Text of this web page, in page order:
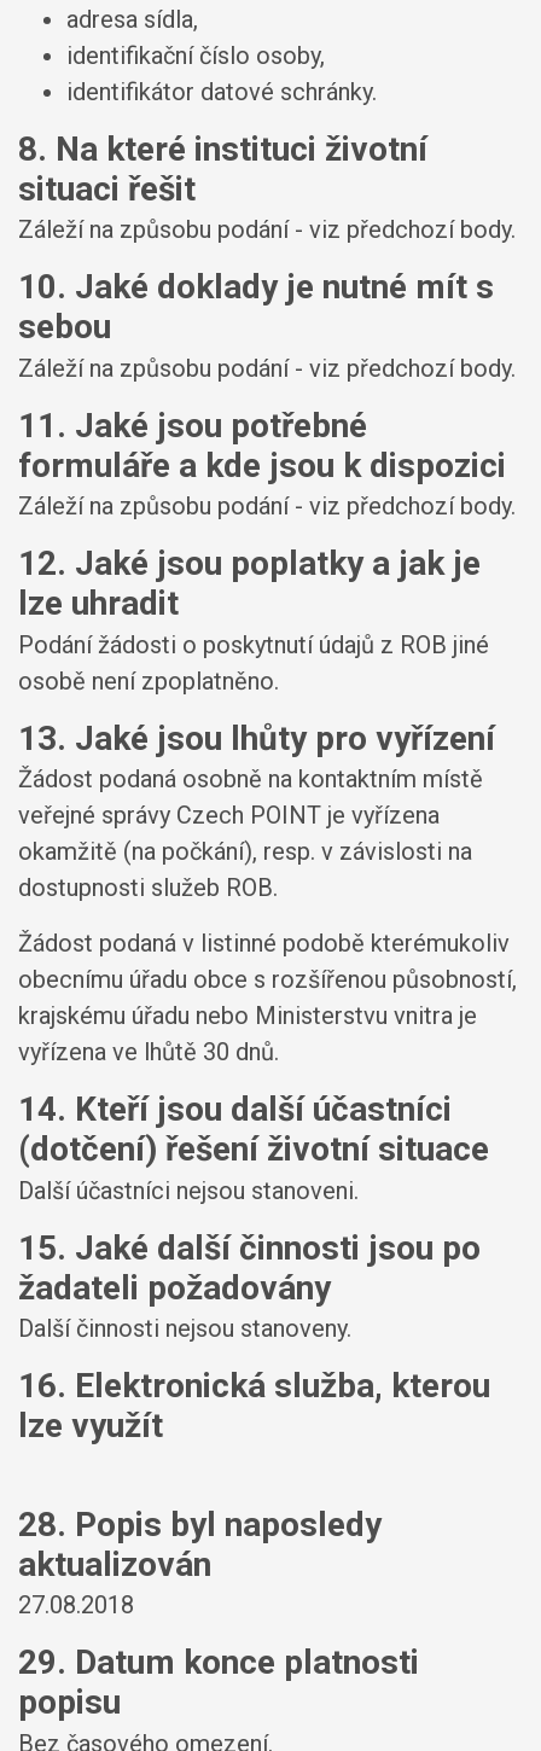
adresa sídla,
identifikační číslo osoby,
identifikátor datové schránky.
8. Na které instituci životní
situaci řešit
Záleží na způsobu podání - viz předchozí body.
10. Jaké doklady je nutné mít s
sebou
Záleží na způsobu podání - viz předchozí body.
11. Jaké jsou potřebné
formuláře a kde jsou k dispozici
Záleží na způsobu podání - viz předchozí body.
12. Jaké jsou poplatky a jak je
lze uhradit
Podání žádosti o poskytnutí údajů z ROB jiné
osobě není zpoplatněno.
13. Jaké jsou lhůty pro vyřízení
Žádost podaná osobně na kontaktním místě
veřejné správy Czech POINT je vyřízena
okamžitě (na počkání), resp. v závislosti na
dostupnosti služeb ROB.
Žádost podaná v listinné podobě kterémukoliv
obecnímu úřadu obce s rozšířenou působností,
krajskému úřadu nebo Ministerstvu vnitra je
vyřízena ve lhůtě 30 dnů.
14. Kteří jsou další účastníci
(dotčení) řešení životní situace
Další účastníci nejsou stanoveni.
15. Jaké další činnosti jsou po
žadateli požadovány
Další činnosti nejsou stanoveny.
16. Elektronická služba, kterou
lze využít
28. Popis byl naposledy
aktualizován
27.08.2018
29. Datum konce platnosti
popisu
Bez časového omezení.